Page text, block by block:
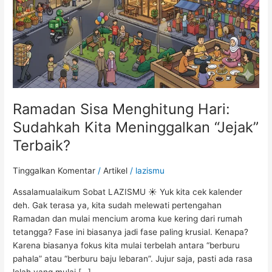
Ramadan Sisa Menghitung Hari:
Sudahkah Kita Meninggalkan “Jejak”
Terbaik?
Tinggalkan Komentar /Artikel / lazismu
Assalamualaikum Sobat LAZISMU ☀️ Yuk kita cek kalender
deh. Gak terasa ya, kita sudah melewati pertengahan
Ramadan dan mulai mencium aroma kue kering dari rumah
tetangga? Fase ini biasanya jadi fase paling krusial. Kenapa?
Karena biasanya fokus kita mulai terbelah antara “berburu
pahala” atau “berburu baju lebaran”. Jujur saja, pasti ada rasa
“Jejak”
Terbaik?